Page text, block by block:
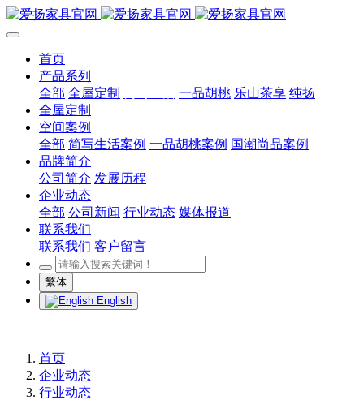
首页
产品系列
全部 全屋定制 一品胡桃 乐山茶享 纯扬
全屋定制
空间案例
全部 简写生活案例 一品胡桃案例 国潮尚品案例
品牌简介
公司简介 发展历程
企业动态
全部 公司新闻 行业动态 媒体报道
联系我们
联系我们 客户留言
繁体
English
首页
企业动态
行业动态